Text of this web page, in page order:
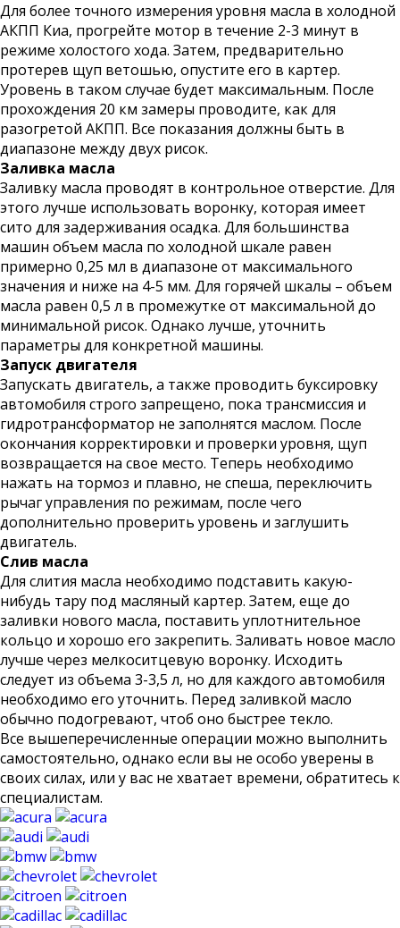
Для более точного измерения уровня масла в холодной
АКПП Киа, прогрейте мотор в течение 2-3 минут в
режиме холостого хода. Затем, предварительно
протерев щуп ветошью, опустите его в картер.
Уровень в таком случае будет максимальным. После
прохождения 20 км замеры проводите, как для
разогретой АКПП. Все показания должны быть в
диапазоне между двух рисок.
Заливка масла
Заливку масла проводят в контрольное отверстие. Для
этого лучше использовать воронку, которая имеет
сито для задерживания осадка. Для большинства
машин объем масла по холодной шкале равен
примерно 0,25 мл в диапазоне от максимального
значения и ниже на 4-5 мм. Для горячей шкалы – объем
масла равен 0,5 л в промежутке от максимальной до
минимальной рисок. Однако лучше, уточнить
параметры для конкретной машины.
Запуск двигателя
Запускать двигатель, а также проводить буксировку
автомобиля строго запрещено, пока трансмиссия и
гидротрансформатор не заполнятся маслом. После
окончания корректировки и проверки уровня, щуп
возвращается на свое место. Теперь необходимо
нажать на тормоз и плавно, не спеша, переключить
рычаг управления по режимам, после чего
дополнительно проверить уровень и заглушить
двигатель.
Слив масла
Для слития масла необходимо подставить какую-
нибудь тару под масляный картер. Затем, еще до
заливки нового масла, поставить уплотнительное
кольцо и хорошо его закрепить. Заливать новое масло
лучше через мелкоситцевую воронку. Исходить
следует из объема 3-3,5 л, но для каждого автомобиля
необходимо его уточнить. Перед заливкой масло
обычно подогревают, чтоб оно быстрее текло.
Все вышеперечисленные операции можно выполнить
самостоятельно, однако если вы не особо уверены в
своих силах, или у вас не хватает времени, обратитесь к
специалистам.